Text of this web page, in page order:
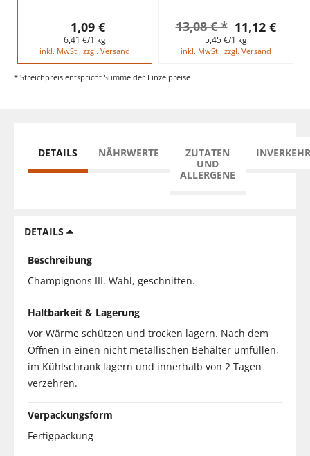
1,09 €
6,41 €/1 kg
inkl. MwSt., zzgl. Versand
11,12 €
13,08 € *
5,45 €/1 kg
inkl. MwSt., zzgl. Versand
* Streichpreis entspricht Summe der Einzelpreise
DETAILS NÄHRWERTE
ZUTATEN
UND
ALLERGENE
DETAILS
Beschreibung
Champignons III. Wahl, geschnitten.
Haltbarkeit & Lagerung
Vor Wärme schützen und trocken lagern. Nach dem
Öffnen in einen nicht metallischen Behälter umfüllen,
im Kühlschrank lagern und innerhalb von 2 Tagen
verzehren.
Verpackungsform
Fertigpackung